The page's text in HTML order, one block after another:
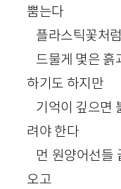
뿜는다
플라스틱꽃처
드물게 몇은 흙
하기도 하지만
기억이 깊으면
려야 한다
먼 원양어선들
오고